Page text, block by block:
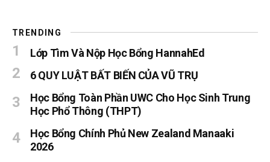
TRENDING
Lớp Tìm Và Nộp Học Bổng HannahEd
6 QUY LUẬT BẤT BIẾN CỦA VŨ TRỤ
Học Bổng Toàn Phần UWC Cho Học Sinh Trung
Học Phổ Thông (THPT)
Học Bổng Chính Phủ New Zealand Manaaki
2026